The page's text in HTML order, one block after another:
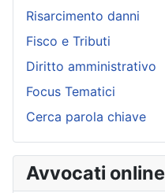
Risarcimento danni
Fisco e Tributi
Diritto amministrativo
Focus Tematici
Cerca parola chiave
Avvocati online